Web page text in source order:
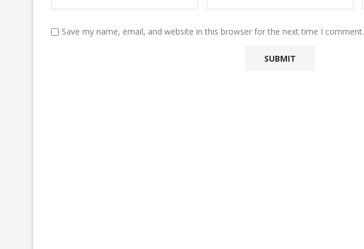
Save my name, email, and website in this browser for the next time I comment.